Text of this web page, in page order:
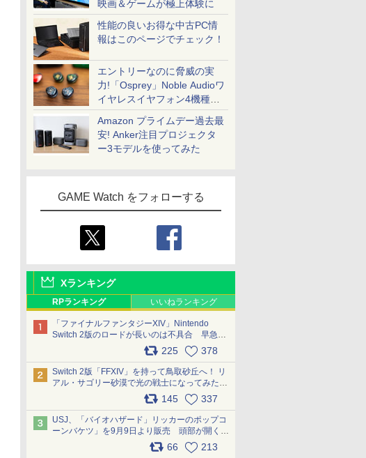
映画＆ゲームが極上体験に
性能の良いお得な中古PC情
報はこのページでチェック！
エントリーなのに脅威の実
力!「Osprey」Noble Audioワ
イヤレスイヤフォン4機種を
一気に聴く
Amazon プライムデー過去最
安! Anker注目プロジェクタ
ー3モデルを使ってみた
GAME Watch をフォローする
Xランキング
RPランキング いいねランキング
「ファイナルファンタジーXIV」Nintendo
Switch 2版のロードが長いのは不具合 早急に
アップデートできるよう対応中225 378
Switch 2版「FFXIV」を持って鳥取砂丘へ！ リ
アル・サゴリー砂漠で光の戦士になってみた
145 337
USJ、「バイオハザード」リッカーのポップコ
ーンバケツ」を9月9日より販売 頭部が開く仕
組み。味は恐怖を堪のう「味噌フレーバー」
66 213